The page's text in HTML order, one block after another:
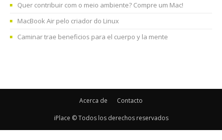
Quer contribuir com o meio ambiente? Compre um Mac!
MacBook Air pelo criador do Linux
Caminar trae beneficios para el cuerpo y la mente
Acerca de Contacto
iPlace © Todos los derechos reservados